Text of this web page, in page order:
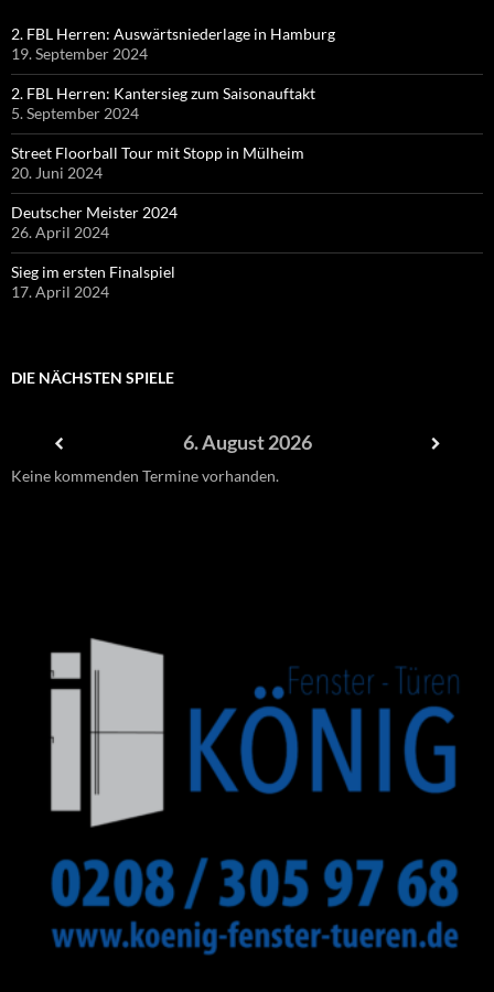
2. FBL Herren: Auswärtsniederlage in Hamburg
19. September 2024
2. FBL Herren: Kantersieg zum Saisonauftakt
5. September 2024
Street Floorball Tour mit Stopp in Mülheim
20. Juni 2024
Deutscher Meister 2024
26. April 2024
Sieg im ersten Finalspiel
17. April 2024
DIE NÄCHSTEN SPIELE
6. August 2026
Keine kommenden Termine vorhanden.